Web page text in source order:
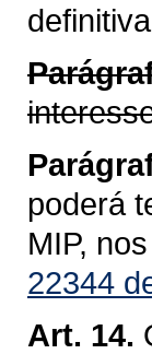
poderá
MIP,
22344
Art. 14.